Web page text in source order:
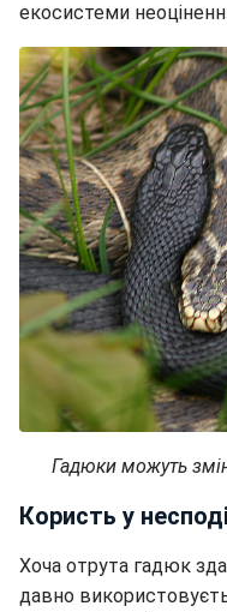
екосистеми
Гадюки можуть
Користь у
Хоча отрута гадюк
давно